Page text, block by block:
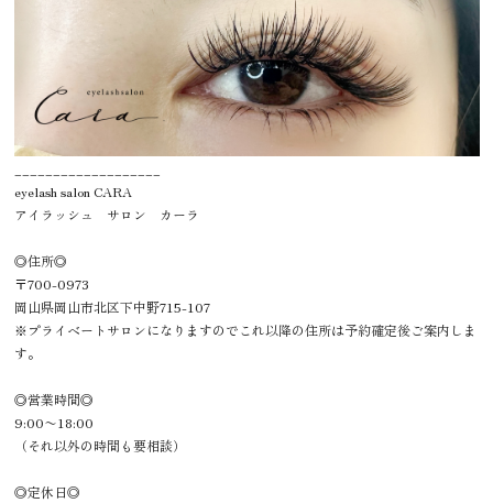
eyelash salon CARA
アイラッシュ サロン カーラ
◎住所◎
〒700-0973
岡山県岡山市北区下中野715-107
※プライベートサロンになりますのでこれ以降の住所は予約確定後ご案内しま
す。
◎営業時間◎
9:00〜18:00
（それ以外の時間も要相談）
◎定休日◎